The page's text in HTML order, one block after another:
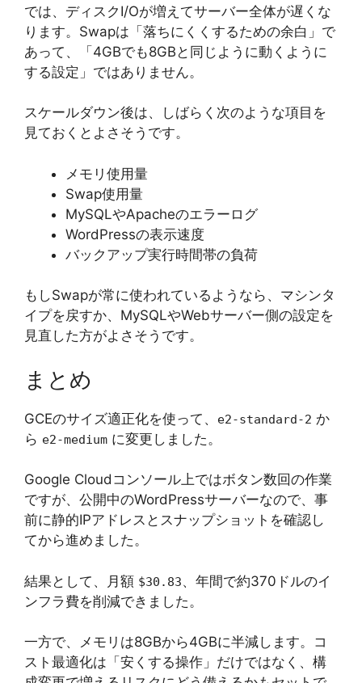
では、ディスクI/Oが増えてサーバー全体が遅くな
ります。Swapは「落ちにくくするための余白」で
あって、「4GBでも8GBと同じように動くように
する設定」ではありません。
スケールダウン後は、しばらく次のような項目を
見ておくとよさそうです。
メモリ使用量
Swap使用量
MySQLやApacheのエラーログ
WordPressの表示速度
バックアップ実行時間帯の負荷
もしSwapが常に使われているようなら、マシンタ
イプを戻すか、MySQLやWebサーバー側の設定を
見直した方がよさそうです。
まとめ
GCEのサイズ適正化を使って、 e2-standard-2 か
ら e2-medium に変更しました。
Google Cloudコンソール上ではボタン数回の作業
ですが、公開中のWordPressサーバーなので、事
前に静的IPアドレスとスナップショットを確認し
てから進めました。
結果として、月額 $30.83、年間で約370ドルのイ
ンフラ費を削減できました。
一方で、メモリは8GBから4GBに半減します。コ
スト最適化は「安くする操作」だけではなく、構